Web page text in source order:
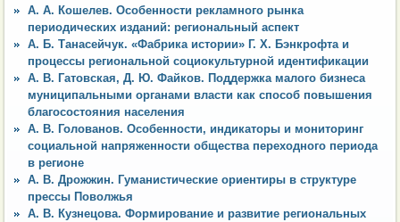
А. А. Кошелев. Особенности рекламного рынка
периодических изданий: региональный аспект
А. Б. Танасейчук. «Фабрика истории» Г. Х. Бэнкрофта и
процессы региональной социокультурной идентификации
А. В. Гатовская, Д. Ю. Файков. Поддержка малого бизнеса
муниципальными органами власти как способ повышения
благосостояния населения
А. В. Голованов. Особенности, индикаторы и мониторинг
социальной напряженности общества переходного периода
в регионе
А. В. Дрожжин. Гуманистические ориентиры в структуре
прессы Поволжья
А. В. Кузнецова. Формирование и развитие региональных